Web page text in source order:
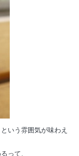
いう雰囲気が味わえ
って、